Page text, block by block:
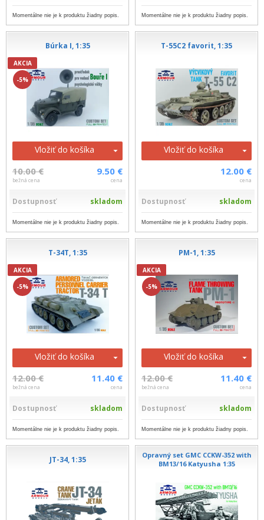
Momentálne nie je k produktu žiadny popis. Momentálne nie je k produktu žiadny popis.
Búrka I, 1:35
AKCIA
-5%
Vložiť do košíka
10.00 €
bežná cena
9.50 €
cena
Dostupnosť skladom
Momentálne nie je k produktu žiadny popis.
T-55C2 favorit, 1:35
Vložiť do košíka
12.00 €
cena
Dostupnosť skladom
Momentálne nie je k produktu žiadny popis.
T-34T, 1:35
AKCIA
-5%
Vložiť do košíka
12.00 €
bežná cena
11.40 €
cena
Dostupnosť skladom
Momentálne nie je k produktu žiadny popis.
PM-1, 1:35
AKCIA
-5%
Vložiť do košíka
12.00 €
bežná cena
11.40 €
cena
Dostupnosť skladom
Momentálne nie je k produktu žiadny popis.
JT-34, 1:35
Opravný set GMC CCKW-352 with
BM13/16 Katyusha 1:35